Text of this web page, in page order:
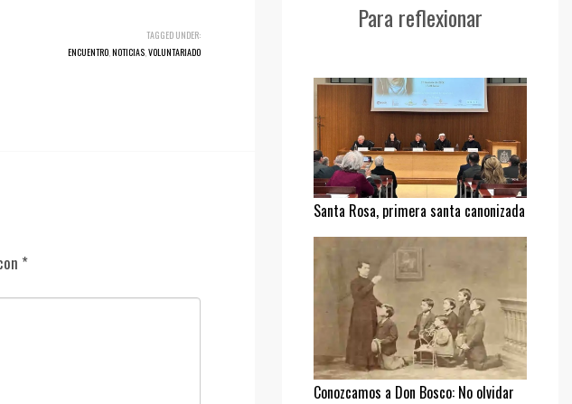
TAGGED UNDER:
ENCUENTRO NOTICIAS VOLUNTARIADO
*
Para reflexionar
Santa Rosa, primera santa canonizada
Conozcamos a Don Bosco: No olvidar